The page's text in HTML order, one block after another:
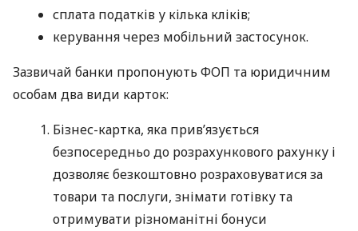
сплата податків у кілька кліків;
керування через мобільний застосунок.
Зазвичай банки пропонують ФОП та юридичним
особам два види карток:
Бізнес-картка, яка прив’язується
безпосередньо до розрахункового рахунку і
дозволяє безкоштовно розраховуватися за
товари та послуги, знімати готівку та
отримувати різноманітні бонуси